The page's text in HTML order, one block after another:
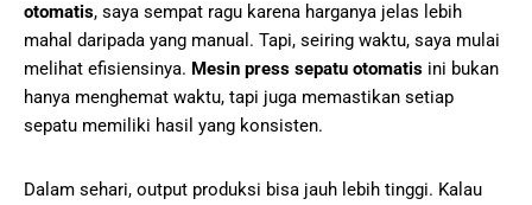
otomatis, saya sempat ragu karena harganya jelas lebih
mahal daripada yang manual. Tapi, seiring waktu, saya mulai
melihat efisiensinya. Mesin press sepatu otomatis ini bukan
hanya menghemat waktu, tapi juga memastikan setiap
sepatu memiliki hasil yang konsisten.
Dalam sehari, output produksi bisa jauh lebih tinggi. Kalau